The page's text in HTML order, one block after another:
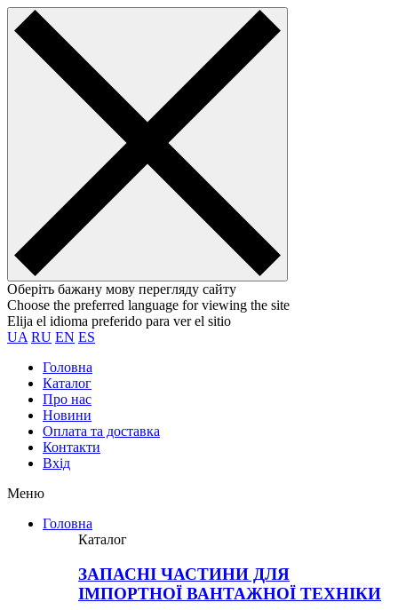
Оберіть бажану мову перегляду сайту
Choose the preferred language for viewing the site
Elija el idioma preferido para ver el sitio
UA RU EN ES
Головна
Каталог
Про нас
Новини
Оплата та доставка
Контакти
Вхiд
Меню
Головна
Каталог
ЗАПАСНІ ЧАСТИНИ ДЛЯ
ІМПОРТНОЇ ВАНТАЖНОЇ ТЕХНІКИ